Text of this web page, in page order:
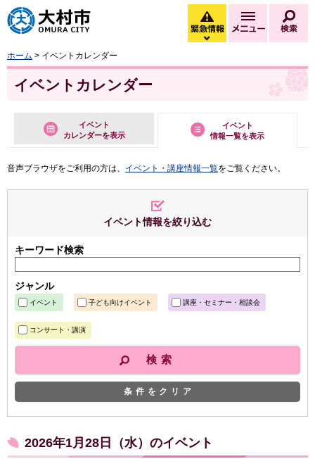
大村市
緊急情報
緊急情報を開く
メニュー
ホーム > イベントカレンダー
イベントカレンダー
イベント
カレンダーを表示
イベント
情報一覧を表示
音声ブラウザをご利用の方は、 イベント・講座情報一覧をご覧ください。
イベント情報を絞り込む
キーワード検索
ジャンル
イベント 子ども向けイベント 講座・セミナー・相談会
コンサート・講演
条件をクリア
2026年1月28日（水）のイベント